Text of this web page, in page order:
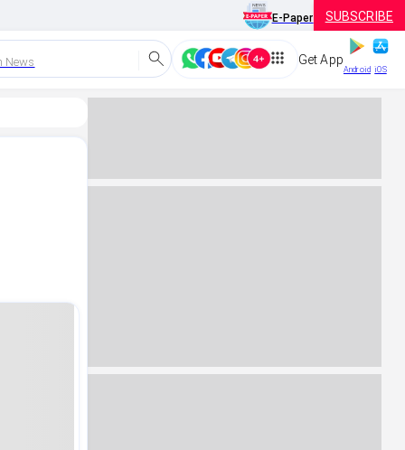
E-Paper SUBSCRIBE
News Get App
Android iOS